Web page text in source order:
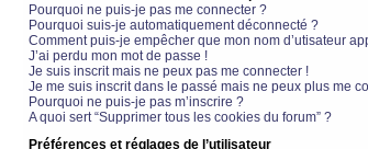
Pourquoi ne puis-je pas me connecter ?
Pourquoi suis-je automatiquement déconnecté ?
Comment puis-je empêcher que mon nom d’utisateur
J’ai perdu mon mot de passe !
Je suis inscrit mais ne peux pas me connecter !
Je me suis inscrit dans le passé mais ne peux plus me
Pourquoi ne puis-je pas m’inscrire ?
A quoi sert “Supprimer tous les cookies du forum” ?
Préférences et réglages de l’utilisateur